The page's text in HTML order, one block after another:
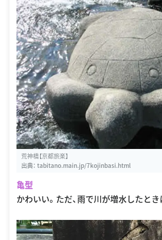
荒神橋【京都旅楽】
出典： tabitano.main.jp/7kojinbasi.html
亀型
かわいい。ただ、雨で川が増水したとき